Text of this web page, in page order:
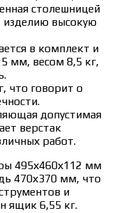
столешницей
высокую
в комплект и
мм, весом 8,5 кг,
что говорит о
допустимая
верстак
работ.
495х460х112 мм
470х370 мм, что
и
ящик 6,55 кг.